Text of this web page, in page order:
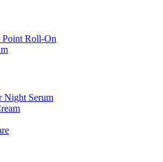
Roll-On
Night Serum